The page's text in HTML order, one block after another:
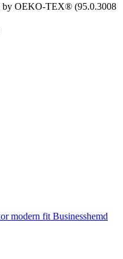
OEKO-TEX® (95.0.3008
modern fit Businesshemd